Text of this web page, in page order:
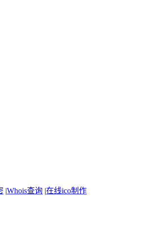
|Whois查询 |在线ico制作